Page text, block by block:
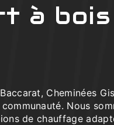
à bois
Cheminées
Nous
de chauffage